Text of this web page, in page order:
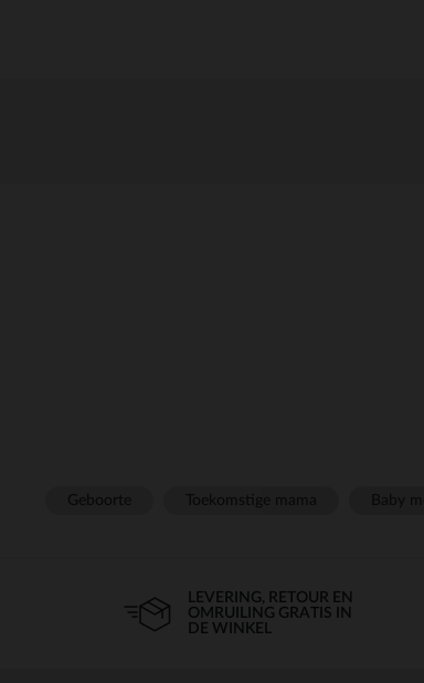
LEVERING, RETOUR EN
OMRUILING GRATIS IN
DE WINKEL